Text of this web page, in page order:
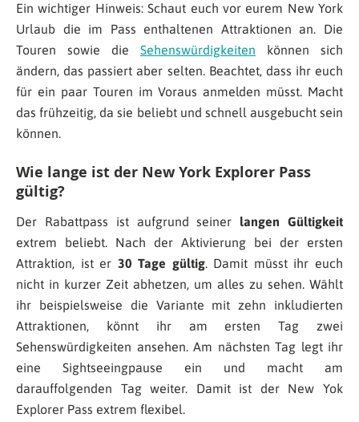
Ein wichtiger Hinweis: Schaut euch vor eurem New York
Urlaub die im Pass enthaltenen Attraktionen an. Die
Touren sowie die Sehenswürdigkeiten können sich
ändern, das passiert aber selten. Beachtet, dass ihr euch
für ein paar Touren im Voraus anmelden müsst. Macht
das frühzeitig, da sie beliebt und schnell ausgebucht sein
können.
Wie lange ist der New York Explorer Pass
gültig?
Der Rabattpass ist aufgrund seiner langen Gültigkeit
extrem beliebt. Nach der Aktivierung bei der ersten
Attraktion, ist er 30 Tage gültig. Damit müsst ihr euch
nicht in kurzer Zeit abhetzen, um alles zu sehen. Wählt
ihr beispielsweise die Variante mit zehn inkludierten
Attraktionen, könnt ihr am ersten Tag zwei
Sehenswürdigkeiten ansehen. Am nächsten Tag legt ihr
eine Sightseeingpause ein und macht am
darauffolgenden Tag weiter. Damit ist der New Yok
Explorer Pass extrem flexibel.